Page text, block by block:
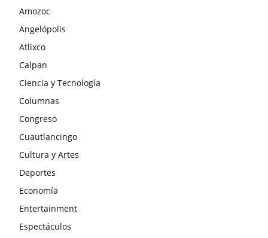
Amozoc
Angelópolis
Atlixco
Calpan
Ciencia y Tecnología
Columnas
Congreso
Cuautlancingo
Cultura y Artes
Deportes
Economía
Entertainment
Espectáculos